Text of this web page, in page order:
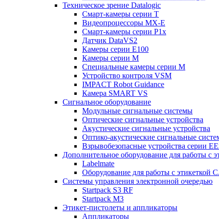
Техническое зрение Datalogic
Смарт-камеры серии T
Видеопроцессоры MX-E
Смарт-камеры серии P1x
Датчик DataVS2
Камеры серии E100
Камеры серии M
Специальные камеры серии M
Устройство контроля VSM
IMPACT Robot Guidance
Камера SMART VS
Cигнальное оборудование
Модульные сигнальные системы
Оптические сигнальные устройства
Акустические сигнальные устройства
Оптико-акустические сигнальные
Взрывобезопасные устройства серии
Дополнительное оборудование для работы с
Labelmate
Оборудование для работы с этикеткой
Системы управления электронной очередью
Startpack S3 RF
Startpack M3
Этикет-пистолеты и аппликаторы
Аппликаторы